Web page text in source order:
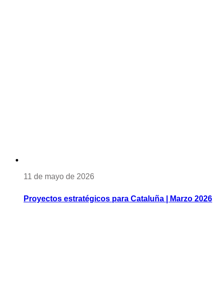
11 de mayo de 2026
Proyectos estratégicos para Cataluña | Marzo 2026